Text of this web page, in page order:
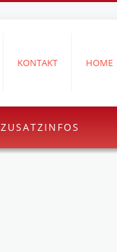
HOME
KONTAKT
ZUSATZINFOS